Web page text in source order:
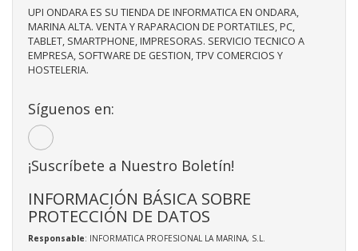
UPI ONDARA ES SU TIENDA DE INFORMATICA EN ONDARA,
MARINA ALTA. VENTA Y RAPARACION DE PORTATILES, PC,
TABLET, SMARTPHONE, IMPRESORAS. SERVICIO TECNICO A
EMPRESA, SOFTWARE DE GESTION, TPV COMERCIOS Y
HOSTELERIA.
Síguenos en:
¡Suscríbete a Nuestro Boletín!
INFORMACIÓN BÁSICA SOBRE
PROTECCIÓN DE DATOS
Responsable: INFORMATICA PROFESIONAL LA MARINA, S.L.